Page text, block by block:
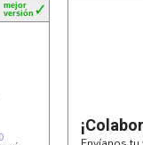
✓
mejor
versión
D